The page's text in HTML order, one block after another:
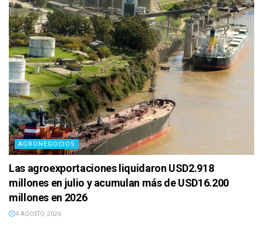
AGRONEGOCIOS
Las agroexportaciones liquidaron USD2.918
millones en julio y acumulan más de USD16.200
millones en 2026
4 AGOSTO, 2026